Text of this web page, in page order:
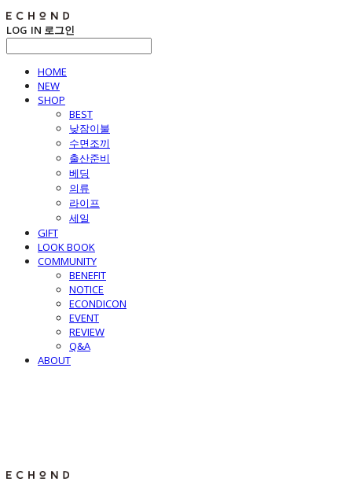
LOG IN 로그인
HOME
NEW
SHOP
BEST
낮잠이불
수면조끼
출산준비
베딩
의류
라이프
세일
GIFT
LOOK BOOK
COMMUNITY
BENEFIT
NOTICE
ECONDICON
EVENT
REVIEW
Q&A
ABOUT